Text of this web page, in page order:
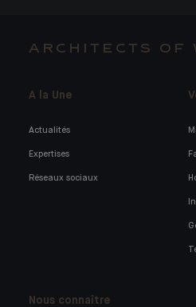
ARCHITECTS OF
A la Une
Actualités
Expertises
Réseaux sociaux
Nous connaître